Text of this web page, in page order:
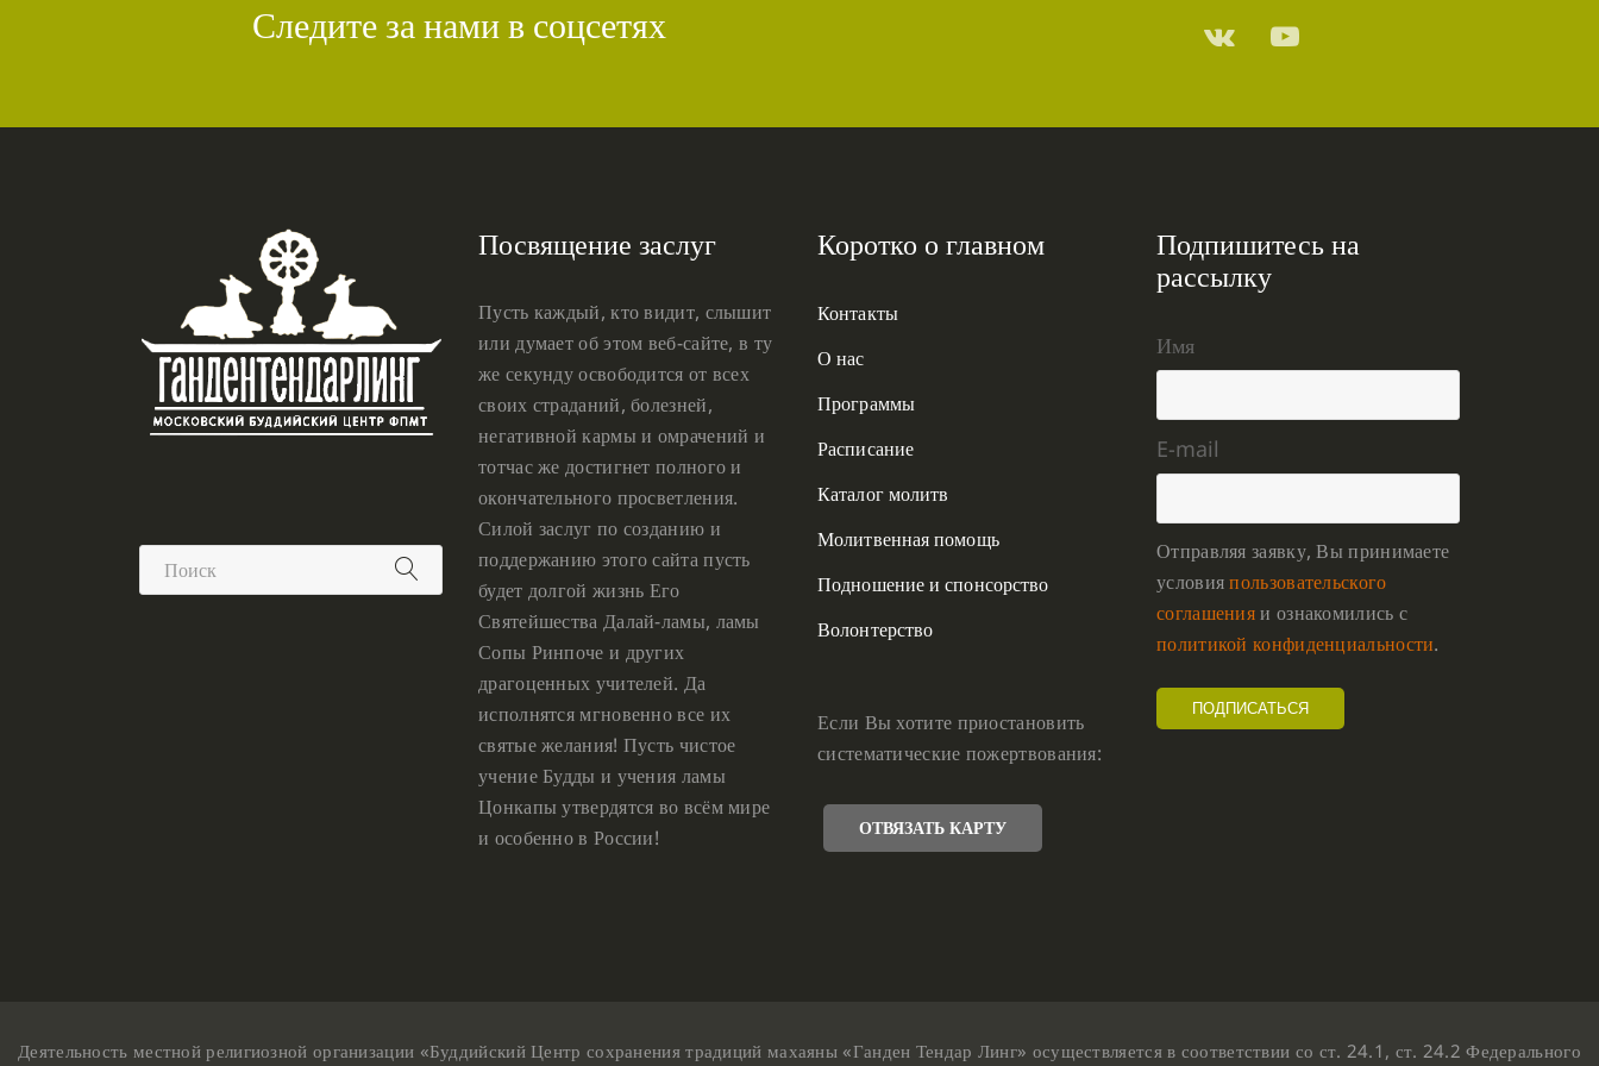
Следите за нами в соцсетях
Посвящение заслуг
Пусть каждый, кто видит, слышит
или думает об этом веб-сайте, в ту
же секунду освободится от всех
своих страданий, болезней,
негативной кармы и омрачений и
тотчас же достигнет полного и
окончательного просветления.
Силой заслуг по созданию и
поддержанию этого сайта пусть
будет долгой жизнь Его
Святейшества Далай-ламы, ламы
Сопы Ринпоче и других
драгоценных учителей. Да
исполнятся мгновенно все их
святые желания! Пусть чистое
учение Будды и учения ламы
Цонкапы утвердятся во всём мире
и особенно в России!
Коротко о главном
Контакты
О нас
Программы
Расписание
Каталог молитв
Молитвенная помощь
Подношение и спонсорство
Волонтерство
Если Вы хотите приостановить
систематические пожертвования:
ОТВЯЗАТЬ КАРТУ
Подпишитесь на
рассылку
Имя
E-mail
Отправляя заявку, Вы принимаете
условияпользовательского
соглашенияи ознакомились с
политикой конфиденциальности.
Деятельность местной религиозной организации «Буддийский Центр сохранения традиций махаяны «Ганден Тендар Линг» осуществляется в соответствии со ст. 24.1, ст. 24.2 Федерального